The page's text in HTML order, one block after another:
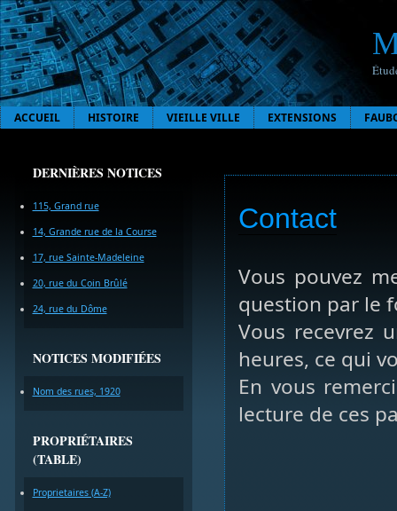
ACCUEIL HISTOIRE VIEILLE VILLE EXTENSIONS
DERNIÈRES NOTICES
115, Grand rue
14, Grande rue de la Course
17, rue Sainte-Madeleine
20, rue du Coin Brûlé
24, rue du Dôme
NOTICES MODIFIÉES
Nom des rues, 1920
PROPRIÉTAIRES
(TABLE)
Proprietaires (A-Z)
Contact
Vous pouvez
question par le
Vous recevrez
heures, ce qui
En vous
lecture de ces